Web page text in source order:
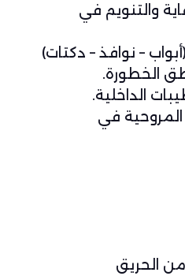
والتنويم في
– نوافذ – دكتات)
الخطورة.
الداخلية.
المروحية في
الحريق